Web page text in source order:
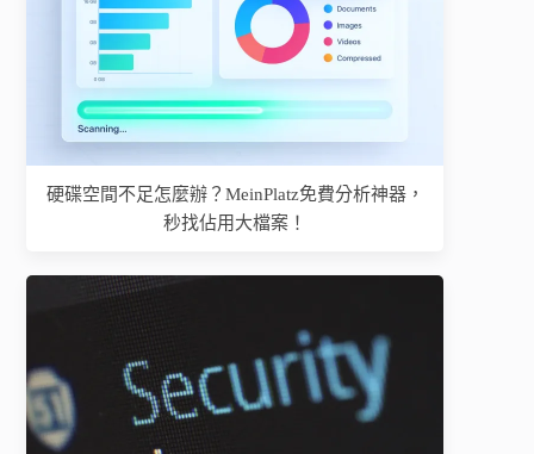
硬碟空間不足怎麼辦？MeinPlatz免費分析神器，
秒找佔用大檔案！